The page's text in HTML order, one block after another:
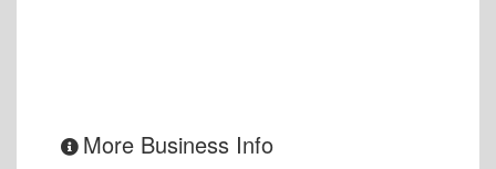
More Business Info